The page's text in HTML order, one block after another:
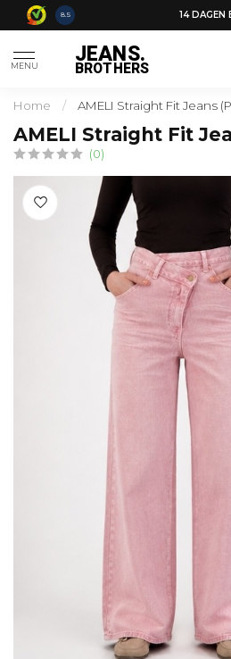
8.5 14 DAGEN
MENU JEANS.
BROTHERS
Home / AMELI Straight Fit Jeans
AMELI Straight Fit
(0)